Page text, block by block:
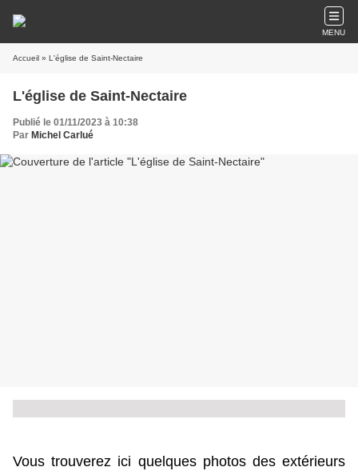
MENU
Accueil » L'église de Saint-Nectaire
L'église de Saint-Nectaire
Publié le 01/11/2023 à 10:38
Par Michel Carlué
Vous trouverez ici quelques photos des extérieurs